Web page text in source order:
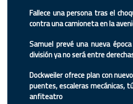
Fallece una persona tras el
contra una camioneta en la
Samuel prevé una nueva
división ya no será entre
Dockweiler ofrece plan con
puentes, escaleras mecánicas,
anfiteatro